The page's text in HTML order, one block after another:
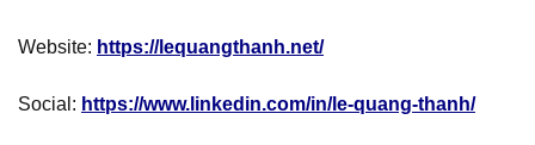
Website: https://lequangthanh.net/
Social: https://www.linkedin.com/in/le-quang-thanh/